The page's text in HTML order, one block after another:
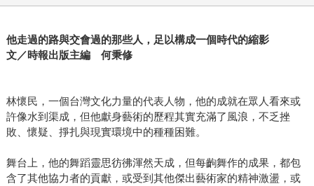
他走過的路與交會過的那些人，足以構成一個時代的縮影
文／時報出版主編 何秉修
林懷民，一個台灣文化力量的代表人物，他的成就在眾人看來或
許像水到渠成，但他獻身藝術的歷程其實充滿了風浪，不乏挫
敗、懷疑、掙扎與現實環境中的種種困難。
舞台上，他的舞蹈靈思彷彿渾然天成，但每齣舞作的成果，都包
含了其他協力者的貢獻，或受到其他傑出藝術家的精神激盪，或